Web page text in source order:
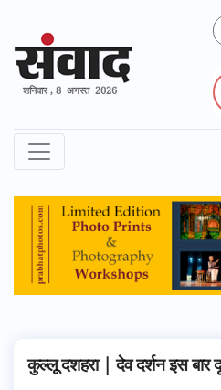
शनिवार , 8 अगस्त 2026
कुल्लू दशहरा | देव दर्शन इस बार